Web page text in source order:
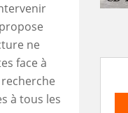
ne
face à
à tous les